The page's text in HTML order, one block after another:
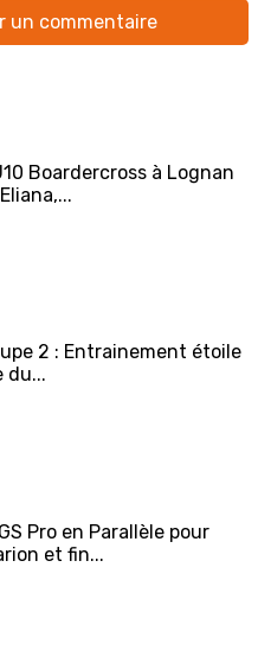
un commentaire
Boardercross à Lognan
2 : Entrainement étoile
du...
Pro en Parallèle pour
et fin...